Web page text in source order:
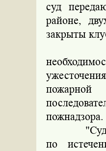
суд
районе,
закрыты
пожнадзора.
"Суд
по